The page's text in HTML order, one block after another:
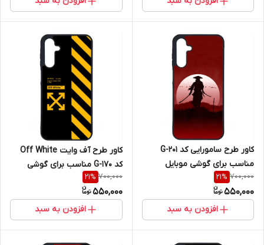
کاور طرح سامورایی کد G-201
مناسب برای گوشی موبایل
سامسونگ Galaxy A16 4G / A16
5G
700,000
21%
550,000
افزودن به سبد
کاور طرح آف وایت Off White
کد G-170 مناسب برای گوشی
/ A16 5G
700,000
21%
550,000
افزودن به سبد